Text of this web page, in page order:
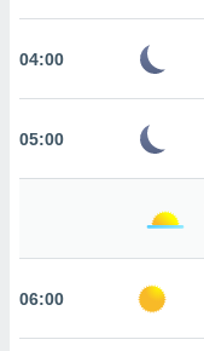
la
ya sean
en
04:00
05:00
06:00